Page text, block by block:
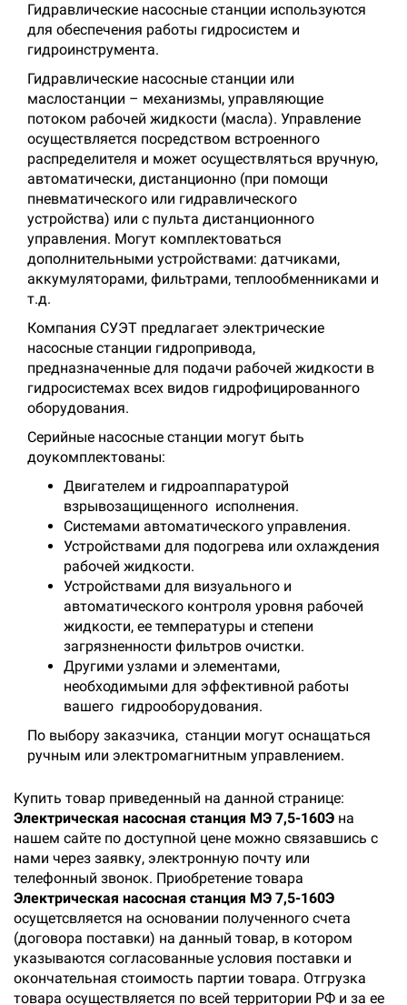
Гидравлические насосные станции используются
для обеспечения работы гидросистем и
гидроинструмента.
Гидравлические насосные станции или
маслостанции – механизмы, управляющие
потоком рабочей жидкости (масла). Управление
осуществляется посредством встроенного
распределителя и может осуществляться вручную,
автоматически, дистанционно (при помощи
пневматического или гидравлического
устройства) или с пульта дистанционного
управления. Могут комплектоваться
дополнительными устройствами: датчиками,
аккумуляторами, фильтрами, теплообменниками и
т.д.
Компания СУЭТ предлагает электрические
насосные станции гидропривода,
предназначенные для подачи рабочей жидкости в
гидросистемах всех видов гидрофицированного
оборудования.
Серийные насосные станции могут быть
доукомплектованы:
Двигателем и гидроаппаратурой
взрывозащищенного исполнения.
Системами автоматического управления.
Устройствами для подогрева или охлаждения
рабочей жидкости.
Устройствами для визуального и
автоматического контроля уровня рабочей
жидкости, ее температуры и степени
загрязненности фильтров очистки.
Другими узлами и элементами,
необходимыми для эффективной работы
вашего гидрооборудования.
По выбору заказчика, станции могут оснащаться
ручным или электромагнитным управлением.
Купить товар приведенный на данной странице:
Электрическая насосная станция МЭ 7,5-160Э на
нашем сайте по доступной цене можно связавшись с
нами через заявку, электронную почту или
телефонный звонок. Приобретение товара
Электрическая насосная станция МЭ 7,5-160Э
осущетсвляется на основании полученного счета
(договора поставки) на данный товар, в котором
указываются согласованные условия поставки и
окончательная стоимость партии товара. Отгрузка
товара осуществляется по всей территории РФ и за ее